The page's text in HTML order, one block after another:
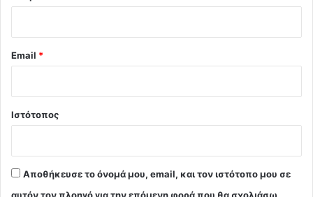
Email *
Ιστότοπος
Αποθήκευσε το όνομά μου, email, και τον ιστότοπο μου σε
αυτόν τον πλοηγό για την επόμενη φορά που θα σχολιάσω.